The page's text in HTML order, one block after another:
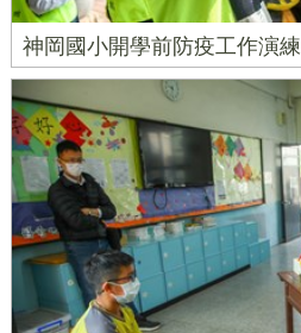
神岡國小開學前防疫工作演練